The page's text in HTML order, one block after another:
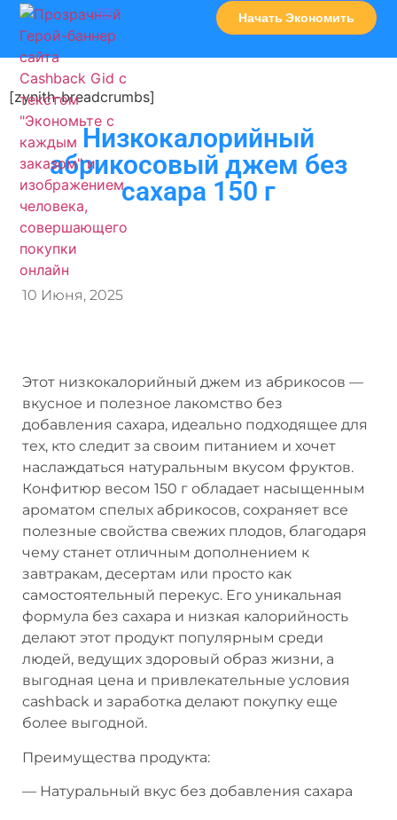
Начать Экономить
[zynith-breadcrumbs]
Низкокалорийный
абрикосовый джем без
сахара 150 г
10 Июня, 2025
Этот низкокалорийный джем из абрикосов —
вкусное и полезное лакомство без
добавления сахара, идеально подходящее для
тех, кто следит за своим питанием и хочет
наслаждаться натуральным вкусом фруктов.
Конфитюр весом 150 г обладает насыщенным
ароматом спелых абрикосов, сохраняет все
полезные свойства свежих плодов, благодаря
чему станет отличным дополнением к
завтракам, десертам или просто как
самостоятельный перекус. Его уникальная
формула без сахара и низкая калорийность
делают этот продукт популярным среди
людей, ведущих здоровый образ жизни, а
выгодная цена и привлекательные условия
cashback и заработка делают покупку еще
более выгодной.
Преимущества продукта:
— Натуральный вкус без добавления сахара